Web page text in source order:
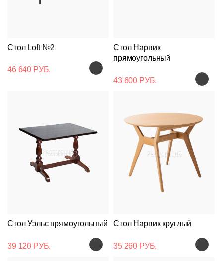
Стол Loft №2
46 640 РУБ.
Стол Нарвик
прямоугольный
43 600 РУБ.
Стол Уэльс прямоугольный
39 120 РУБ.
Стол Нарвик круглый
35 260 РУБ.